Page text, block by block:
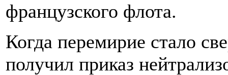
французского флота.
Когда перемирие стало
получил приказ